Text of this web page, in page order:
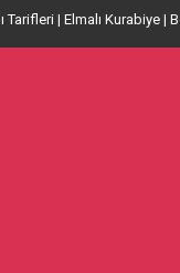
Tarifleri | Elmalı Kurabiye |